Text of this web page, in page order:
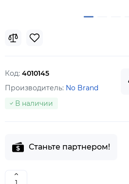
Код: 4010145
Производитель: No Brand
В наличии
Станьте партнером!